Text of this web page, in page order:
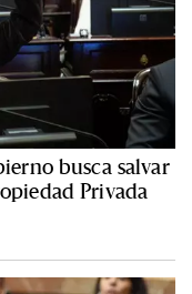
busca salvar
Privada